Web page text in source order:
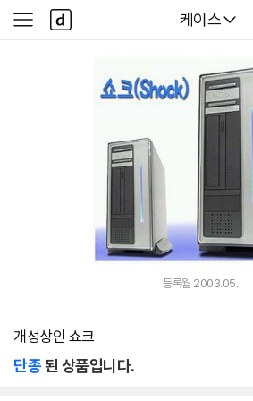
다나와
케이스
사
이
다
나
와
등록월 2003.05.
개성상인 쇼크
단종된 상품입니다.